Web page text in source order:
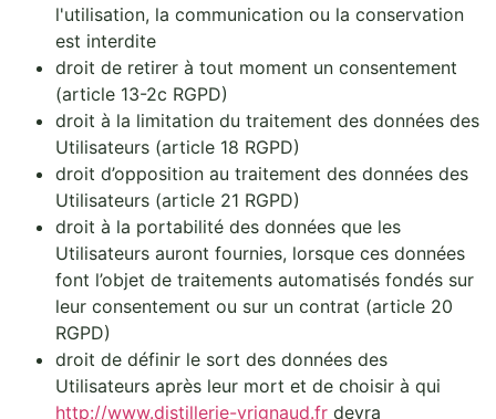
l'utilisation, la communication ou la conservation
est interdite
droit de retirer à tout moment un consentement
(article 13-2c RGPD)
droit à la limitation du traitement des données des
Utilisateurs (article 18 RGPD)
droit d’opposition au traitement des données des
Utilisateurs (article 21 RGPD)
droit à la portabilité des données que les
Utilisateurs auront fournies, lorsque ces données
font l’objet de traitements automatisés fondés sur
leur consentement ou sur un contrat (article 20
RGPD)
droit de définir le sort des données des
Utilisateurs après leur mort et de choisir à qui
http://www.distillerie-vrignaud.fr devra